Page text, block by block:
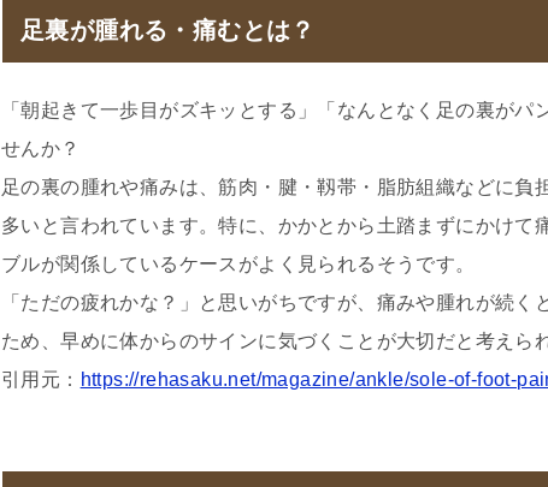
足裏が腫れる・痛むとは？
「朝起きて一歩目がズキッとする」「なんとなく足の裏が
せんか？
足の裏の腫れや痛みは、筋肉・腱・靱帯・脂肪組織などに負
多いと言われています。特に、かかとから土踏まずにかけて
ブルが関係しているケースがよく見られるそうです。
「ただの疲れかな？」と思いがちですが、痛みや腫れが続
ため、早めに体からのサインに気づくことが大切だと考えら
引用元： https://rehasaku.net/magazine/ankle/sole-of-foot-